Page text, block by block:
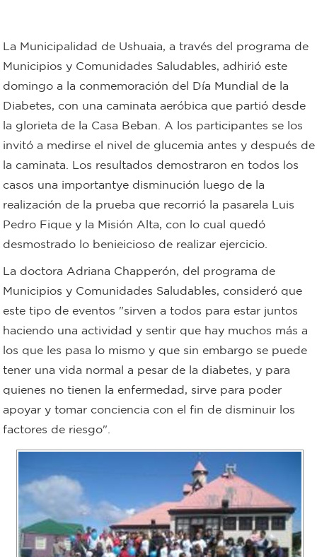
Bromatología
Rentas
bondi
Boleto
Recorrido
colectivos
Recarga
Personal
municipal
La Municipalidad de Ushuaia, a través del programa de
Municipios y Comunidades Saludables, adhirió este
domingo a la conmemoración del Día Mundial de la
Diabetes, con una caminata aeróbica que partió desde
la glorieta de la Casa Beban. A los participantes se los
invitó a medirse el nivel de glucemia antes y después de
la caminata. Los resultados demostraron en todos los
casos una importantye disminución luego de la
realización de la prueba que recorrió la pasarela Luis
Pedro Fique y la Misión Alta, con lo cual quedó
desmostrado lo benieicioso de realizar ejercicio.
La doctora Adriana Chapperón, del programa de
Municipios y Comunidades Saludables, consideró que
este tipo de eventos "sirven a todos para estar juntos
haciendo una actividad y sentir que hay muchos más a
los que les pasa lo mismo y que sin embargo se puede
tener una vida normal a pesar de la diabetes, y para
quienes no tienen la enfermedad, sirve para poder
apoyar y tomar conciencia con el fin de disminuir los
factores de riesgo".